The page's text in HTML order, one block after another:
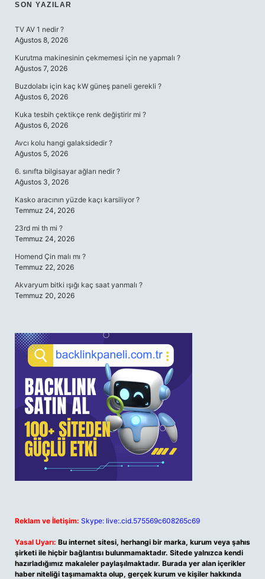
SIDEBAR
SON YAZILAR
TV AV 1 nedir ?
Ağustos 8, 2026
Kurutma makinesinin çekmemesi için ne yapmalı ?
Ağustos 7, 2026
Buzdolabı için kaç kW güneş paneli gerekli ?
Ağustos 6, 2026
Kuka tesbih çektikçe renk değiştirir mi ?
Ağustos 6, 2026
Avcı kolu hangi galaksidedir ?
Ağustos 5, 2026
6. sınıfta bilgisayar ağları nedir ?
Ağustos 3, 2026
Kasko aracının yüzde kaçı karsiliyor ?
Temmuz 24, 2026
23rd mi th mi ?
Temmuz 24, 2026
Homend Çin malı mı ?
Temmuz 22, 2026
Akvaryum bitki ışığı kaç saat yanmalı ?
Temmuz 20, 2026
Reklam ve İletişim: Skype: live:.cid.575569c608265c69
Yasal Uyarı: Bu internet sitesi, herhangi bir marka, kurum veya şahıs
şirketi ile hiçbir bağlantısı bulunmamaktadır. Sitede yalnızca kendi
hazırladığımız makaleler paylaşılmaktadır. Burada yer alan içerikler
haber niteliği taşımamakta olup, gerçek kurum ve kişiler hakkında